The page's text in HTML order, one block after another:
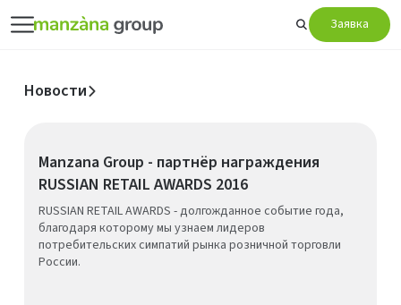
Заявка
Новости
Manzana Group - партнёр награждения
RUSSIAN RETAIL AWARDS 2016
RUSSIAN RETAIL AWARDS - долгожданное событие года,
благодаря которому мы узнаем лидеров
потребительских симпатий рынка розничной торговли
России.